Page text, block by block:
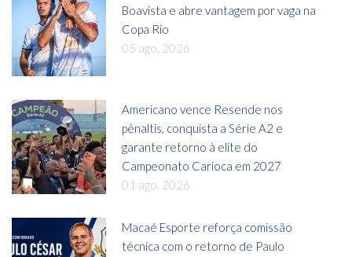
Boavista e abre vantagem por vaga na
Copa Rio
05 ago, 2026
Americano vence Resende nos
pênaltis, conquista a Série A2 e
garante retorno à elite do
Campeonato Carioca em 2027
01 ago, 2026
Macaé Esporte reforça comissão
técnica com o retorno de Paulo